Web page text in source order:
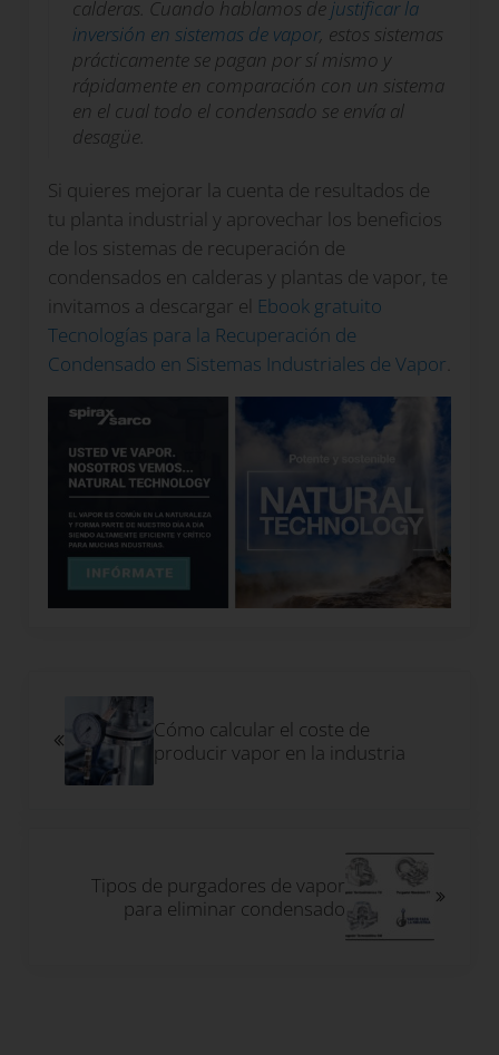
calderas. Cuando hablamos de justificar la
inversión en sistemas de vapor, estos sistemas
prácticamente se pagan por sí mismo y
rápidamente en comparación con un sistema
en el cual todo el condensado se envía al
desagüe.
Si quieres mejorar la cuenta de resultados de
tu planta industrial y aprovechar los beneficios
de los sistemas de recuperación de
condensados en calderas y plantas de vapor, te
invitamos a descargar el Ebook gratuito
Tecnologías para la Recuperación de
Condensado en Sistemas Industriales de Vapor
Cómo calcular el coste de
producir vapor en la industria
Tipos de purgadores de vapor
para eliminar condensado